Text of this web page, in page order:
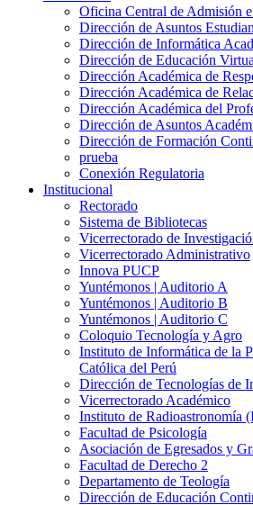
Oficina Central de Admisión
Dirección de Asuntos
Dirección de Informática
Dirección de Educación
Dirección Académica de
Dirección Académica de
Dirección Académica del
Dirección de Asuntos
Dirección de Formación
prueba
Conexión Regulatoria
Institucional
Rectorado
Sistema de Bibliotecas
Vicerrectorado de
Vicerrectorado Administrativo
Innova PUCP
Yuntémonos | Auditorio A
Yuntémonos | Auditorio B
Yuntémonos | Auditorio C
Coloquio Tecnología y Agro
Instituto de Informática de la
Católica del Perú
Dirección de Tecnologías de
Vicerrectorado Académico
Instituto de Radioastronomía
Facultad de Psicología
Asociación de Egresados y
Facultad de Derecho 2
Departamento de Teología
Dirección de Educación